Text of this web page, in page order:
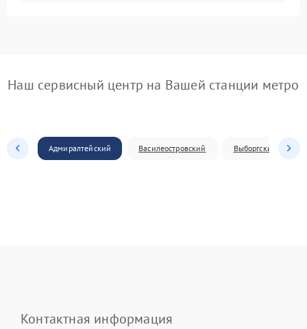
Наш сервисный центр на Вашей станции метро
Адмиралтейский Василеостровский Выборгский
Контактная информация